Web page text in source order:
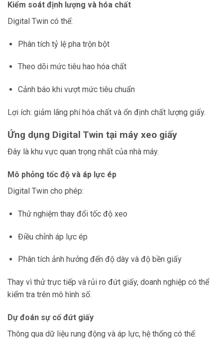
Kiểm soát định lượng và hóa chất
Digital Twin có thể:
Phân tích tỷ lệ pha trộn bột
Theo dõi mức tiêu hao hóa chất
Cảnh báo khi vượt mức tiêu chuẩn
Lợi ích: giảm lãng phí hóa chất và ổn định chất lượng giấy.
Ứng dụng Digital Twin tại máy xeo giấy
Đây là khu vực quan trọng nhất của nhà máy.
Mô phỏng tốc độ và áp lực ép
Digital Twin cho phép:
Thử nghiệm thay đổi tốc độ xeo
Điều chỉnh áp lực ép
Phân tích ảnh hưởng đến độ dày và độ bền giấy
Thay vì thử trực tiếp và rủi ro đứt giấy, doanh nghiệp có thể
kiểm tra trên mô hình số.
Dự đoán sự cố đứt giấy
Thông qua dữ liệu rung động và áp lực, hệ thống có thể: